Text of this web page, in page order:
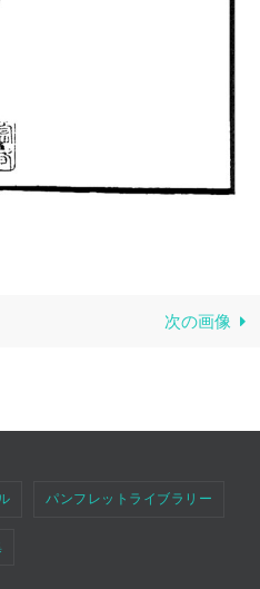
次の画像
パンフレットライブラリー